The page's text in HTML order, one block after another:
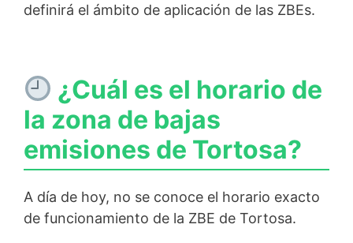
definirá el ámbito de aplicación de las ZBEs.
¿Cuál es el horario de
la zona de bajas
emisiones de Tortosa?
A día de hoy, no se conoce el horario exacto
de funcionamiento de la ZBE de Tortosa.